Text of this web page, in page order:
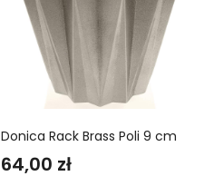
Donica Rack Brass Poli 9 cm
64,00 zł